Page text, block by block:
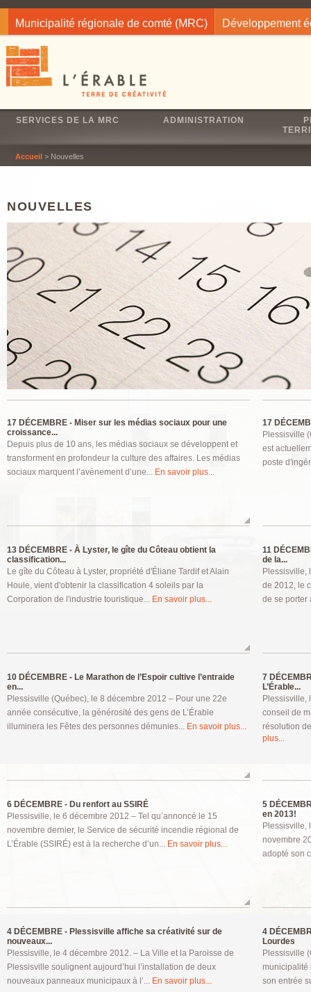
Municipalité régionale de comté (MRC) Développement
SERVICES DE LA MRC ADMINISTRATION
Accueil > Nouvelles
NOUVELLES
17 DÉCEMBRE - Miser sur les médias sociaux pour une
croissance...
Depuis plus de 10 ans, les médias sociaux se développent et
transforment en profondeur la culture des affaires. Les médias
sociaux marquent l’avènement d’une... En savoir plus...
17
Plessisville
est
poste
13 DÉCEMBRE - À Lyster, le gîte du Côteau obtient la
classification...
Le gîte du Côteau à Lyster, propriété d'Éliane Tardif et Alain
Houle, vient d'obtenir la classification 4 soleils par la
Corporation de l'industrie touristique... En savoir plus...
11
de la...
Plessisville,
de 2012, le
de se porter
10 DÉCEMBRE - Le Marathon de l’Espoir cultive l’entraide
en...
Plessisville (Québec), le 8 décembre 2012 – Pour une 22e
année consécutive, la générosité des gens de L’Érable
illuminera les Fêtes des personnes démunies... En savoir plus...
7
L’Érable...
Plessisville,
conseil de
résolution
plus...
6 DÉCEMBRE - Du renfort au SSIRÉ
Plessisville, le 6 décembre 2012 – Tel qu’annoncé le 15
novembre dernier, le Service de sécurité incendie régional de
L’Érable (SSIRÉ) est à la recherche d’un... En savoir plus...
5
en 2013!
Plessisville,
novembre
adopté son
4 DÉCEMBRE - Plessisville affiche sa créativité sur de
nouveaux...
Plessisville, le 4 décembre 2012. – La Ville et la Paroisse de
Plessisville soulignent aujourd’hui l’installation de deux
nouveaux panneaux municipaux à l’... En savoir plus...
4
Lourdes
Plessisville
municipalité
son entrée
Pages